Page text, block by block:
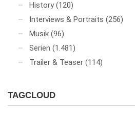
History (120)
Interviews & Portraits (256)
Musik (96)
Serien (1.481)
Trailer & Teaser (114)
TAGCLOUD